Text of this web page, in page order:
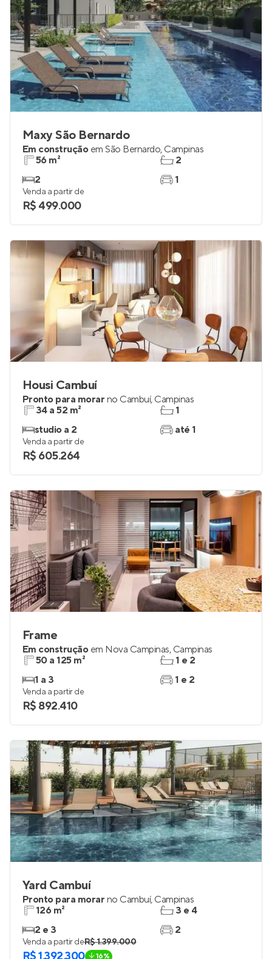
Maxy São Bernardo
Em construção em São Bernardo, Campinas
56 m²
2
2
1
Venda a partir de
R$ 499.000
Housi Cambuí
Pronto para morar no Cambuí, Campinas
34 a 52 m²
studio a 2
1
até 1
Venda a partir de
R$ 605.264
Frame
Em construção em Nova Campinas, Campinas
50 a 125 m²
1 a 3
1 e 2
1 e 2
Venda a partir de
R$ 892.410
Yard Cambuí
Pronto para morar no Cambuí, Campinas
126 m²
2 e 3
3 e 4
2
Venda a partir deR$ 1.399.000
16%